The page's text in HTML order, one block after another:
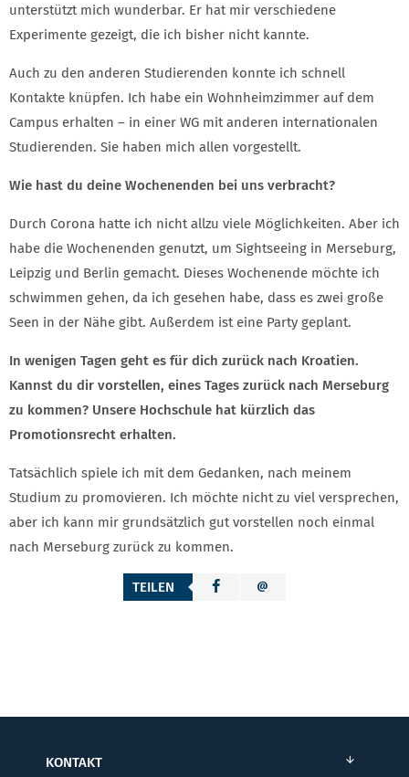
unterstützt mich wunderbar. Er hat mir verschiedene
Experimente gezeigt, die ich bisher nicht kannte.
Auch zu den anderen Studierenden konnte ich schnell
Kontakte knüpfen. Ich habe ein Wohnheimzimmer auf dem
Campus erhalten – in einer WG mit anderen internationalen
Studierenden. Sie haben mich allen vorgestellt.
Wie hast du deine Wochenenden bei uns verbracht?
Durch Corona hatte ich nicht allzu viele Möglichkeiten. Aber ich
habe die Wochenenden genutzt, um Sightseeing in Merseburg,
Leipzig und Berlin gemacht. Dieses Wochenende möchte ich
schwimmen gehen, da ich gesehen habe, dass es zwei große
Seen in der Nähe gibt. Außerdem ist eine Party geplant.
In wenigen Tagen geht es für dich zurück nach Kroatien.
Kannst du dir vorstellen, eines Tages zurück nach Merseburg
zu kommen? Unsere Hochschule hat kürzlich das
Promotionsrecht erhalten.
Tatsächlich spiele ich mit dem Gedanken, nach meinem
Studium zu promovieren. Ich möchte nicht zu viel versprechen,
aber ich kann mir grundsätzlich gut vorstellen noch einmal
nach Merseburg zurück zu kommen.
TEILEN
KONTAKT